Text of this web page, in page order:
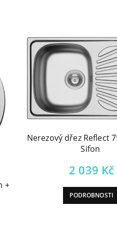
+
Nerezový dřez Reflect
Sifon
2 039 Kč
PODROBNOSTI